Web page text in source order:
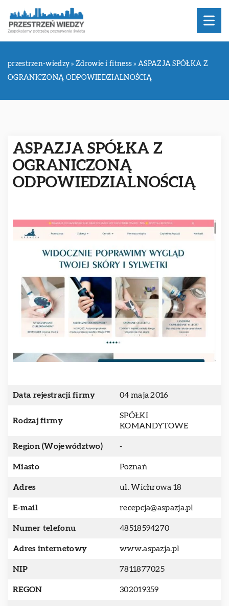
przestrzen-wiedzy »Zdrowie i fitness »ASPAZJA SPÓŁKA Z
OGRANICZONĄ ODPOWIEDZIALNOŚCIĄ
ASPAZJA SPÓŁKA Z
OGRANICZONĄ
ODPOWIEDZIALNOŚCIĄ
Data rejestracji firmy 04 maja 2016
Rodzaj firmy
SPÓŁKI
KOMANDYTOWE
Region (Województwo) -
Miasto Poznań
Adres ul. Wichrowa 18
E-mail recepcja@aspazja.pl
Numer telefonu 48518594270
Adres internetowy www.aspazja.pl
NIP 7811877025
REGON 302019359